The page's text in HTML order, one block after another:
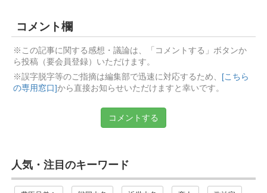
コメント欄
※この記事に関する感想・議論は、「コメントする」ボタンか
ら投稿（要会員登録）いただけます。
※誤字脱字等のご指摘は編集部で迅速に対応するため、
[こちら
の専用窓口]から直接お知らせいただけますと幸いです。
コメントする
人気・注目のキーワード